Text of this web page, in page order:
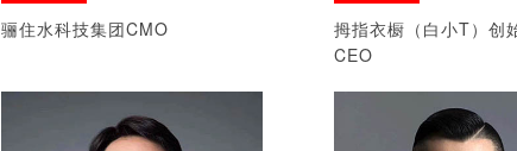
骊住水科技集团CMO
拇指衣橱（白小T）创
CEO